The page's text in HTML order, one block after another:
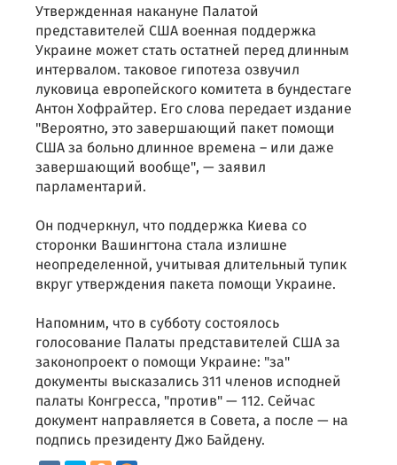
Утвержденная накануне Палатой
представителей США военная поддержка
Украине может стать остатней перед длинным
интервалом. таковое гипотеза озвучил
луковица европейского комитета в бундестаге
Антон Хофрайтер. Его слова передает издание
"Вероятно, это завершающий пакет помощи
США за больно длинное времена – или даже
завершающий вообще", — заявил
парламентарий.
Он подчеркнул, что поддержка Киева со
сторонки Вашингтона стала излишне
неопределенной, учитывая длительный тупик
вкруг утверждения пакета помощи Украине.
Напомним, что в субботу состоялось
голосование Палаты представителей США за
законопроект о помощи Украине: "за"
документы высказались 311 членов исподней
палаты Конгресса, "против" — 112. Сейчас
документ направляется в Совета, а после — на
подпись президенту Джо Байдену.